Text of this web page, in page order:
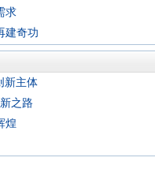
求
建奇功
新主体
之路
煌